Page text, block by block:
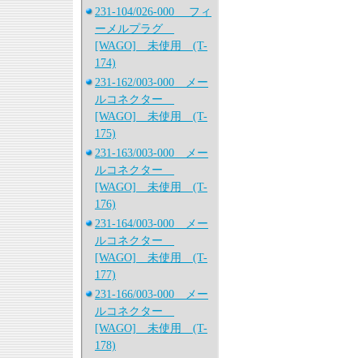
231-104/026-000 フィ
ーメルプラグ
[WAGO] 未使用 (T-
174)
231-162/003-000 メー
ルコネクター
[WAGO] 未使用 (T-
175)
231-163/003-000 メー
ルコネクター
[WAGO] 未使用 (T-
176)
231-164/003-000 メー
ルコネクター
[WAGO] 未使用 (T-
177)
231-166/003-000 メー
ルコネクター
[WAGO] 未使用 (T-
178)